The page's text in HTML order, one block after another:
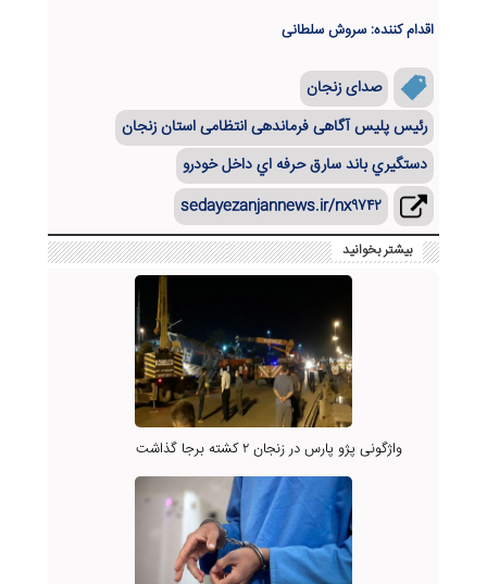
اقدام کننده: سروش سلطانی
صدای زنجان
رئیس پلیس آگاهی فرماندهی انتظامی استان زنجان
دستگيري باند سارق حرفه اي داخل خودرو
sedayezanjannews.ir/nx۹۷۴۲
بیشتر بخوانید
واژگونی پژو پارس در زنجان ۲ کشته برجا گذاشت